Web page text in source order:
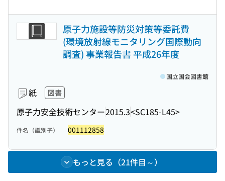
原子力施設等防災対策等委託費
(環境放射線モニタリング国際動向
調査) 事業報告書 平成26年度
紙 図書
原子力安全技術センター2015.3<SC185-L45>
国立国会図書館
件名（識別子） 001112858
もっと見る（21件目～）